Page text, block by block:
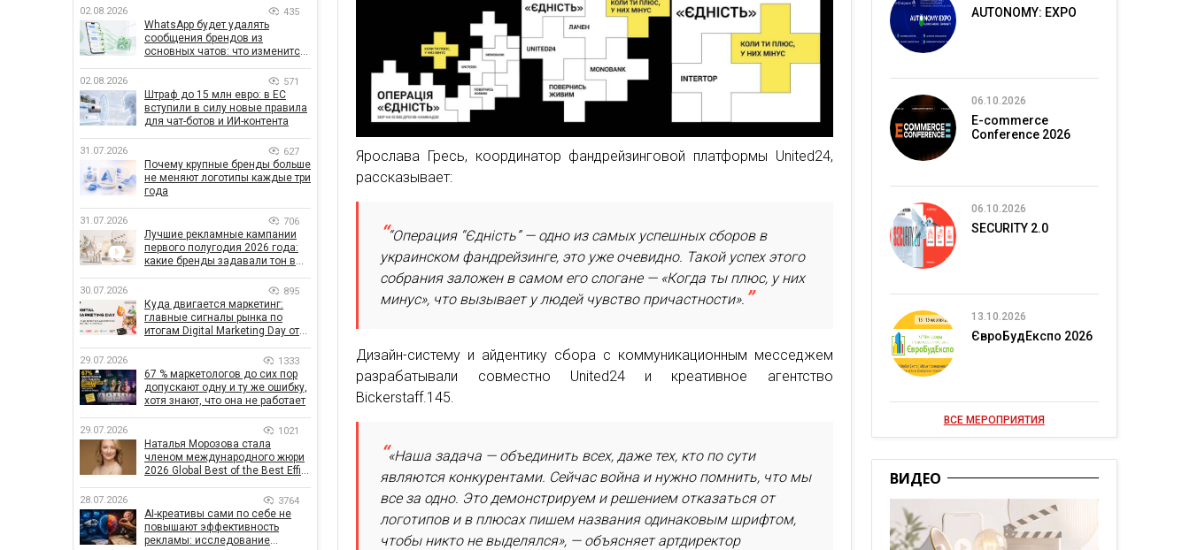
Ярослава Гресь, координатор фандрейзинговой платформы United24,
рассказывает:
“Операция “Єдність” — одно из самых успешных сборов в
украинском фандрейзинге, это уже очевидно. Такой успех этого
собрания заложен в самом его слогане — «Когда ты плюс, у них
минус», что вызывает у людей чувство причастности».
Дизайн-систему и айдентику сбора с коммуникационным месседжем
разрабатывали совместно United24 и креативное агентство
Bickerstaff.145.
«Наша задача — объединить всех, даже тех, кто по сути
являются конкурентами. Сейчас война и нужно помнить, что мы
все за одно. Это демонстрируем и решением отказаться от
логотипов и в плюсах пишем названия одинаковым шрифтом,
чтобы никто не выделялся», — объясняет артдиректор
рекордным за последние 5 лет
02.08.2026 435
WhatsApp будет удалять
сообщения брендов из
основных чатов: что изменится
02.08.2026 571
Штраф до 15 млн евро: в ЕС
вступили в силу новые правила
для чат-ботов и ИИ-контента
31.07.2026 627
Почему крупные бренды больше
не меняют логотипы каждые три
года
31.07.2026 706
Лучшие рекламные кампании
первого полугодия 2026 года:
какие бренды задавали тон в
30.07.2026 895
Куда двигается маркетинг:
главные сигналы рынка по
итогам Digital Marketing Day от
29.07.2026 1333
67 % маркетологов до сих пор
допускают одну и ту же ошибку,
хотя знают, что она не работает
29.07.2026 1021
Наталья Морозова стала
членом международного жюри
2026 Global Best of the Best Effie
28.07.2026 3764
AI-креативы сами по себе не
повышают эффективность
рекламы: исследование
AUTONOMY: EXPO
06.10.2026
E-commerce
Conference 2026
06.10.2026
SECURITY 2.0
13.10.2026
ЄвроБудЕкспо 2026
ВСЕ МЕРОПРИЯТИЯ
ВИДЕО